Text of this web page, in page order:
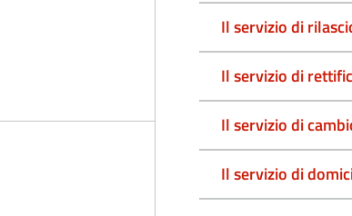
Il servizio di
Il servizio di
Il servizio di
Il servizio di